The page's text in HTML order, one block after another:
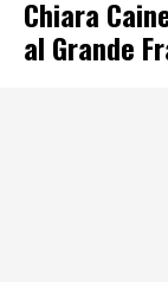
Chiara
al Grande